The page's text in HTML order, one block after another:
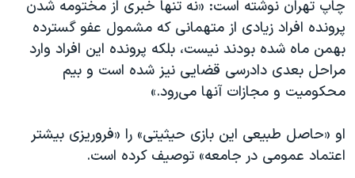
نرگس محمدی برنده جایزه نوبل صلح
همایش محافظه‌کاران آمریکا «سی‌پک»
صفحه‌های ویژه
سفر پرزیدنت ترامپ به چین
چاپ تهران نوشته است: «نه تنها خبری از مختومه شدن
پرونده افراد زیادی از متهمانی که مشمول عفو گسترده
بهمن ماه شده بودند نیست، بلکه پرونده این افراد وارد
مراحل بعدی دادرسی قضایی نیز شده است و بیم
محکومیت و مجازات آنها می‌رود.»
او «حاصل طبیعی این بازی حیثیتی» را «فروریزی بیشتر
اعتماد عمومی در جامعه» توصیف کرده است.